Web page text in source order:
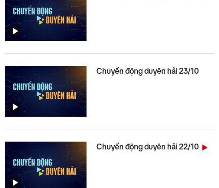
Chuyển động duyên hải 23/10
Chuyển động duyên hải 22/10